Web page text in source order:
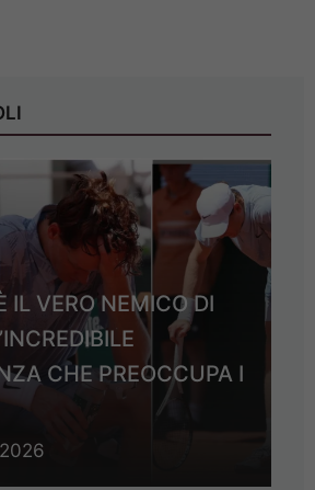
IL VERO NEMICO DI
CHE PREOCCUPA I